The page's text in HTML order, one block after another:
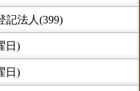
記法人(399)
日)
日)